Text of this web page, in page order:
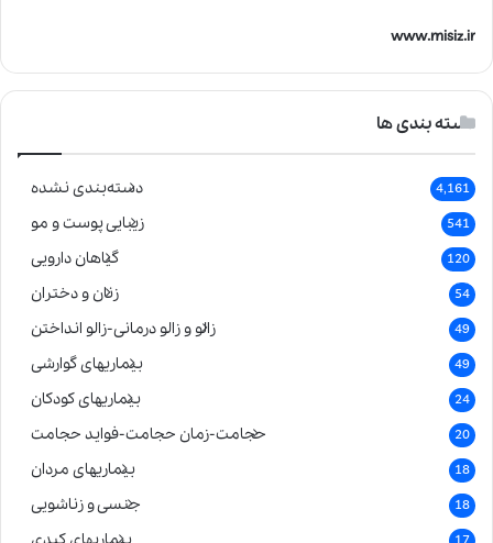
www.misiz.ir
دسته بندی ها
دسته‌بندی نشده 4,161
زیبایی پوست و مو 541
گیاهان دارویی 120
زنان و دختران 54
زالو و زالو درمانی-زالو انداختن 49
بیماریهای گوارشی 49
بیماریهای کودکان 24
حجامت-زمان حجامت-فواید حجامت 20
بیماریهای مردان 18
جنسی و زناشویی 18